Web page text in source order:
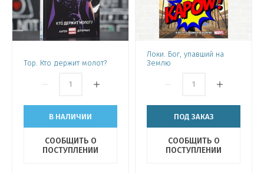
Тор. Кто держит молот?
В НАЛИЧИИ
СООБЩИТЬ О
ПОСТУПЛЕНИИ
Локи. Бог, упавший на
Землю
ПОД ЗАКАЗ
СООБЩИТЬ О
ПОСТУПЛЕНИИ